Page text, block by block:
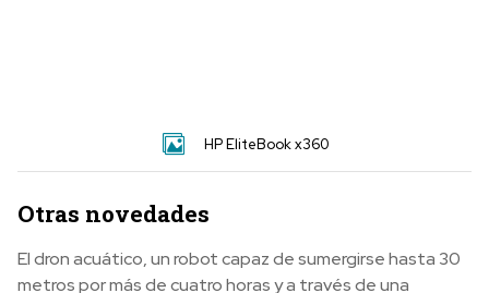
HP EliteBook x360
Otras novedades
El dron acuático, un robot capaz de sumergirse hasta 30
metros por más de cuatro horas y a través de una